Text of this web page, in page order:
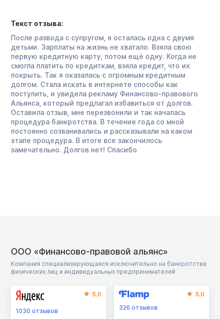
Текст отзыва:
После развода с супругом, я осталась одна с двумя
детьми. Зарплаты на жизнь не хватало. Взяла свою
первую кредитную карту, потом ещё одну. Когда не
смогла платить по кредиткам, взяла кредит, что их
покрыть. Так я оказалась с огромным кредитным
долгом. Стала искать в интернете способы как
поступить, и увидела рекламу Финансово-правового
Альянса, который предлагал избавиться от долгов.
Оставила отзыв, мне перезвонили и так началась
процедура банкротства. В течение года со мной
постоянно созванивались и рассказывали на каком
этапе процедура. В итоге все закончилось
замечательно. Долгов нет! Спасибо
ООО «Финансово-правовой альянс»
Компания специализирующаяся исключительно на банкротстве
физических лиц и индивидуальных предпринимателей
5.0
1030 отзывов
5.0
326отзывов